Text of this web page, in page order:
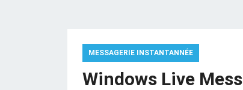
MESSAGERIE INSTANTANNÉE
Windows Live